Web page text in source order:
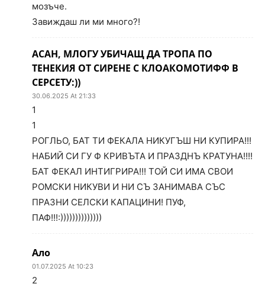
мозъче.
Завиждаш ли ми много?!
АСАН, МЛОГУ УБИЧАЩ ДА ТРОПА ПО
ТЕНЕКИЯ ОТ СИРЕНЕ С КЛОАКОМОТИФФ В
СЕРСЕТУ:))
30.06.2025 At 21:33
1
1
РОГЛЬО, БАТ ТИ ФЕКАЛА НИКУГЪШ НИ КУПИРА!!!
НАБИЙ СИ ГУ Ф КРИВЪТА И ПРАЗДНЪ КРАТУНА!!!!
БАТ ФЕКАЛ ИНТИГРИРА!!! ТОЙ СИ ИМА СВОИ
РОМСКИ НИКУВИ И НИ СЪ ЗАНИМАВА СЪС
ПРАЗНИ СЕЛСКИ КАПАЦИНИ! ПУФ,
ПАФ!!!:))))))))))))))
Ало
01.07.2025 At 10:23
2